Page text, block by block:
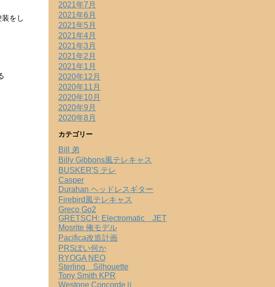
をし
2021年7月
2021年6月
2021年5月
2021年4月
2021年3月
2021年2月
2021年1月
2020年12月
2020年11月
2020年10月
2020年9月
2020年8月
カテゴリー
Bill 弟
Billy Gibbons風テレキャス
BUSKER'S テレ
Casper
Durahan ヘッドレスギター
Firebird風テレキャス
Greco Go2
GRETSCH: Electromatic JET
Mosrite 俺モデル
Pacifica改造計画
PRSぽい何か
RYOGA NEO
Sterling Silhouette
Tony Smith KPR
Westone ConcordeⅡ